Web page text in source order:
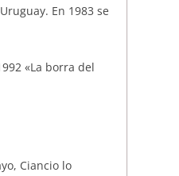
En 1983 se
«La borra del
Ciancio lo